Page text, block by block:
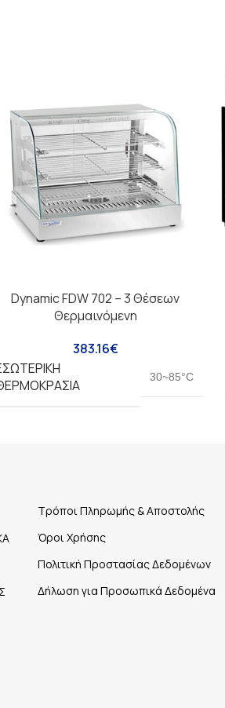
Dynamic FDW 702 – 3 Θέσεων
Θερμαινόμενη
383.16€
30~85°C
ΜΗΧΑΝΉΜΑΤΟΣ
ΜΗΧΑΝΉΜΑΤΟΣ
630x450x590mm
Τρόποι Πληρωμής & Αποστολής
Όροι Χρήσης
Πολιτική Προστασίας Δεδομένων
Δήλωση για Προσωπικά Δεδομένα